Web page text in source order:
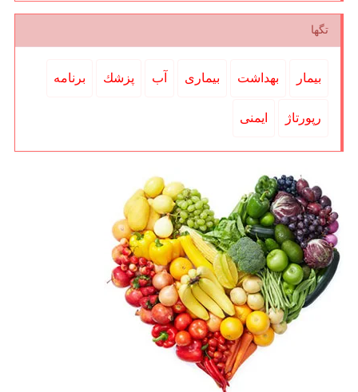
تگها
بیمار بهداشت بیماری آب پزشك برنامه
رپورتاژ ایمنی